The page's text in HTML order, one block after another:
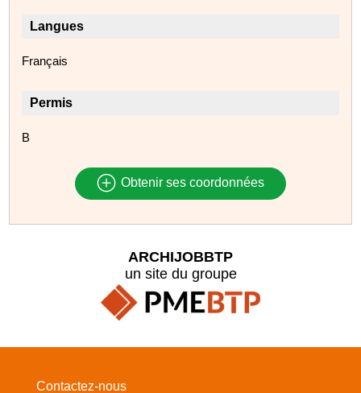
Langues
Français
Permis
B
Obtenir ses coordonnées
ARCHIJOBBTP
un site du groupe
Contactez-nous